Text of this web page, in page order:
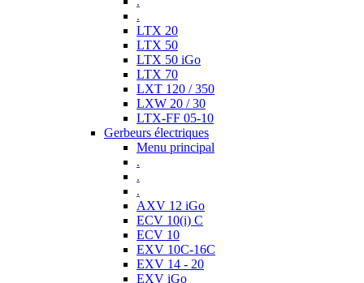
.
LTX 20
LTX 50
LTX 50 iGo
LTX 70
LXT 120 / 350
LXW 20 / 30
LTX-FF 05-10
Gerbeurs électriques
Menu principal
.
.
.
AXV 12 iGo
ECV 10(i) C
ECV 10
EXV 10C-16C
EXV 14 - 20
EXV iGo